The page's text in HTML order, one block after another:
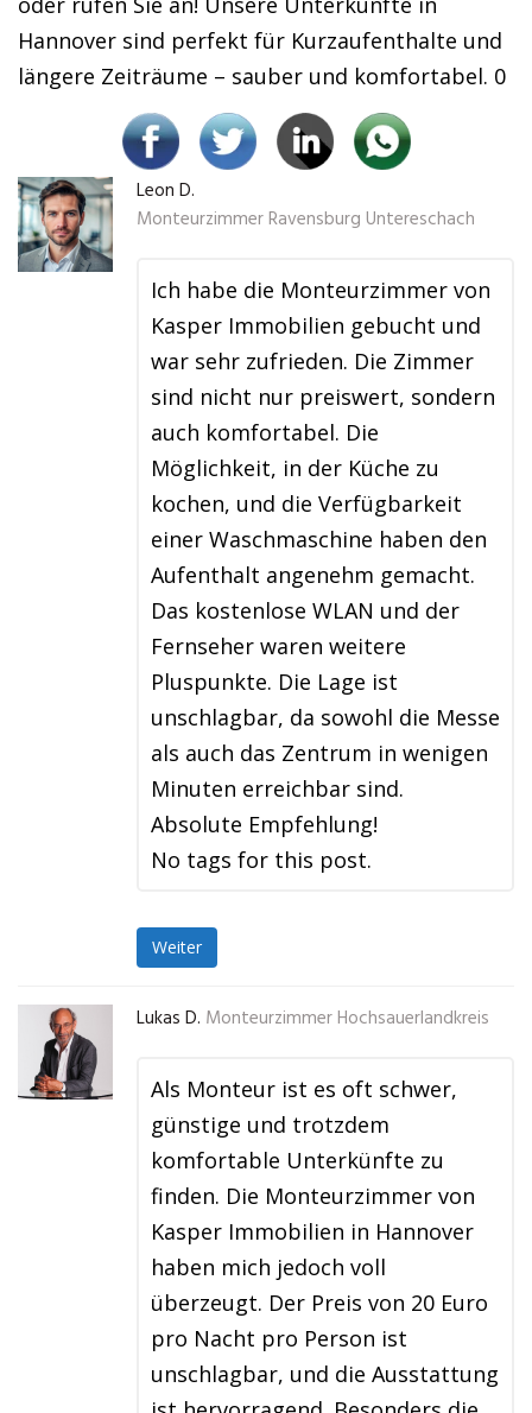
Hannover sind perfekt für Kurzaufenthalte und
längere Zeiträume – sauber und komfortabel. 0
Leon D.
Monteurzimmer Ravensburg Untereschach
Ich habe die Monteurzimmer von
Kasper Immobilien gebucht und
war sehr zufrieden. Die Zimmer
sind nicht nur preiswert, sondern
auch komfortabel. Die
Möglichkeit, in der Küche zu
kochen, und die Verfügbarkeit
einer Waschmaschine haben den
Aufenthalt angenehm gemacht.
Das kostenlose WLAN und der
Fernseher waren weitere
Pluspunkte. Die Lage ist
unschlagbar, da sowohl die Messe
als auch das Zentrum in wenigen
Minuten erreichbar sind.
Absolute Empfehlung!
No tags for this post.
Weiter
Lukas D. Monteurzimmer Hochsauerlandkreis
Als Monteur ist es oft schwer,
günstige und trotzdem
komfortable Unterkünfte zu
finden. Die Monteurzimmer von
Kasper Immobilien in Hannover
haben mich jedoch voll
überzeugt. Der Preis von 20 Euro
pro Nacht pro Person ist
unschlagbar, und die Ausstattung